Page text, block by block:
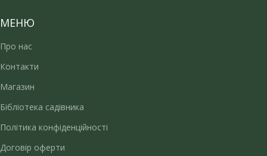
МЕНЮ
Про нас
Контакти
Магазин
Бібліотека садівника
Політика конфіденційності
Договір оферти